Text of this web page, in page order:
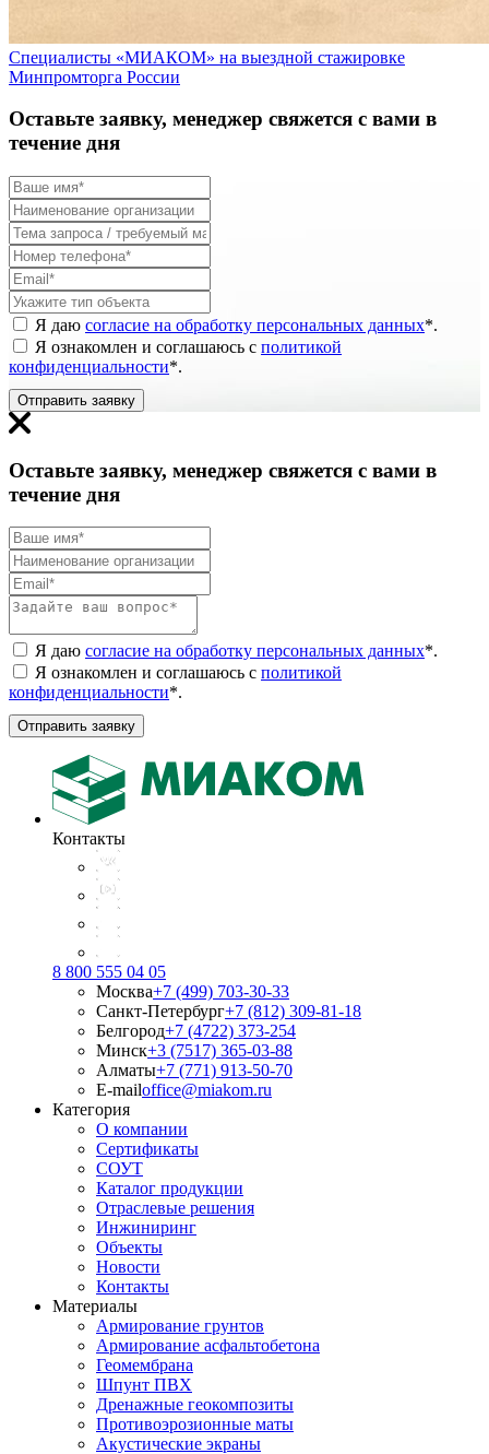
Специалисты «МИАКОМ» на выездной стажировке
Минпромторга России
Оставьте заявку, менеджер свяжется с вами в
течение дня
Я даю согласие на обработку персональных данных*.
Я ознакомлен и соглашаюсь с политикой
конфиденциальности*.
Отправить заявку
Оставьте заявку, менеджер свяжется с вами в
течение дня
Я даю согласие на обработку персональных данных*.
Я ознакомлен и соглашаюсь с политикой
конфиденциальности*.
Отправить заявку
Контакты
8 800 555 04 05
Москва+7 (499) 703-30-33
Санкт-Петербург+7 (812) 309-81-18
Белгород+7 (4722) 373-254
Минск+3 (7517) 365-03-88
Алматы+7 (771) 913-50-70
E-mailoffice@miakom.ru
Категория
О компании
Сертификаты
СОУТ
Каталог продукции
Отраслевые решения
Инжиниринг
Объекты
Новости
Контакты
Материалы
Армирование грунтов
Армирование асфальтобетона
Геомембрана
Шпунт ПВХ
Дренажные геокомпозиты
Противоэрозионные маты
Акустические экраны